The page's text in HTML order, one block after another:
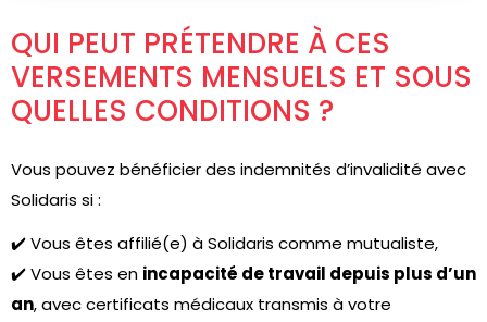
QUI PEUT PRÉTENDRE À CES
VERSEMENTS MENSUELS ET SOUS
QUELLES CONDITIONS ?
Vous pouvez bénéficier des indemnités d’invalidité avec
Solidaris si :
✔️ Vous êtes affilié(e) à Solidaris comme mutualiste,
✔️ Vous êtes en incapacité de travail depuis plus d’un
an, avec certificats médicaux transmis à votre